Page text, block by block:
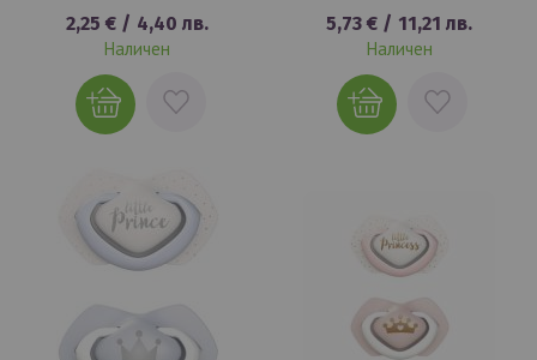
2,25 € / 4,40 лв.
Наличен
ДОБАВИ
5,73 € / 11,21 лв.
Наличен
ДОБАВИ